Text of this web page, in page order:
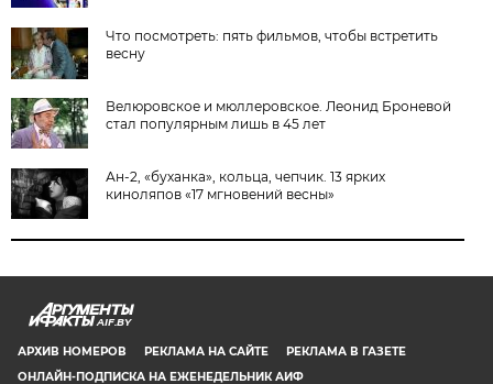
Что посмотреть: пять фильмов, чтобы встретить
весну
Велюровское и мюллеровское. Леонид Броневой
стал популярным лишь в 45 лет
Ан-2, «буханка», кольца, чепчик. 13 ярких
киноляпов «17 мгновений весны»
AIF.BY
АРХИВ НОМЕРОВ РЕКЛАМА НА САЙТЕ
РЕКЛАМА В ГАЗЕТЕ
ОНЛАЙН-ПОДПИСКА НА ЕЖЕНЕДЕЛЬНИК АИФ